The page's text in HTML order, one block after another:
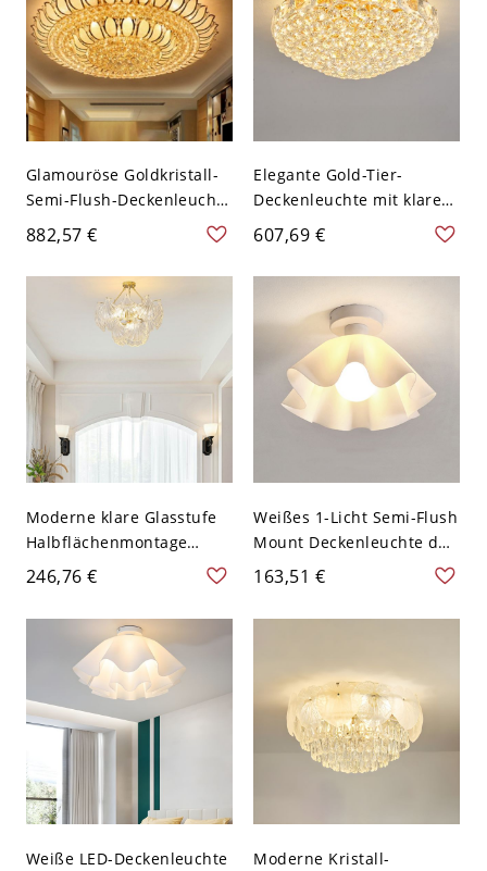
Glamouröse Goldkristall-
Semi-Flush-Deckenleuchte
mit mattiertem
Glasschirm - 110V-120V
100,33 cm
882,57 €
Elegante Gold-Tier-
Deckenleuchte mit klaren
Kristallschirmen - 110V-
120V 49,53 cm
607,69 €
Moderne klare Glasstufe
Halbflächenmontage
Deckenleuchte mit
E12/E14 Lampensockel -
5" - 110V-120V 45,72 cm
246,76 €
Weißes 1-Licht Semi-Flush
Mount Deckenleuchte der
Stufe 1 im modernen Stil
für den Wohngebrauch -
110V-120V 30,48 cm
163,51 €
Weiße LED-Deckenleuchte
Moderne Kristall-